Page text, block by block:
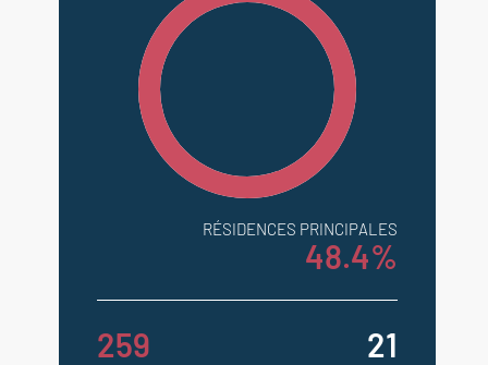
RÉSIDENCES PRINCIPALES
48.4%
259 21